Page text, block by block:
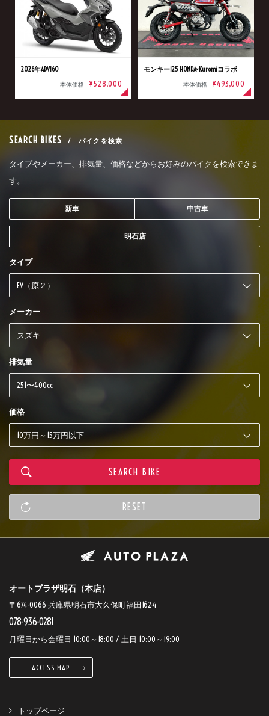
2026年ADV160
本体価格 ¥528,000
モンキー125 HONDA×Kuromiコラボ
本体価格 ¥493,000
SEARCH BIKES / バイクを検索
タイプやメーカー、排気量、価格などからお好みのバイクを検索できま
す。
新車 中古車
明石店
タイプ
メーカー
排気量
価格
オートプラザ明石（本店）
〒674-0066 兵庫県明石市大久保町福田162-4
078-936-0281
月曜日から金曜日 10:00～18:00 / 土日 10:00～19:00
ACCESS MAP
トップページ